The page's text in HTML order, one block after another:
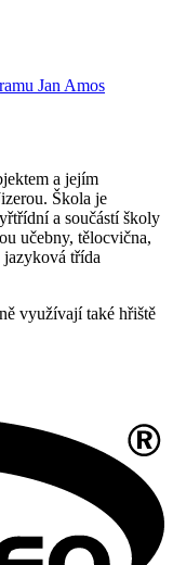
Jan Amos
a jejím
Škola je
a součástí školy
učebny, tělocvična,
třída
využívají také hřiště